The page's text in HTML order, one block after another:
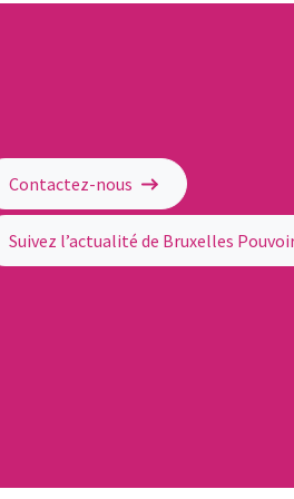
Contactez-nous
Suivez l’actualité de Bruxelles